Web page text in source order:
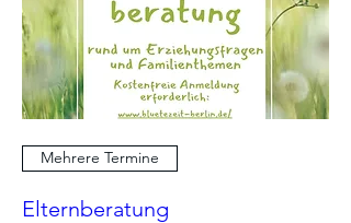
Mehrere Termine
Elternberatung